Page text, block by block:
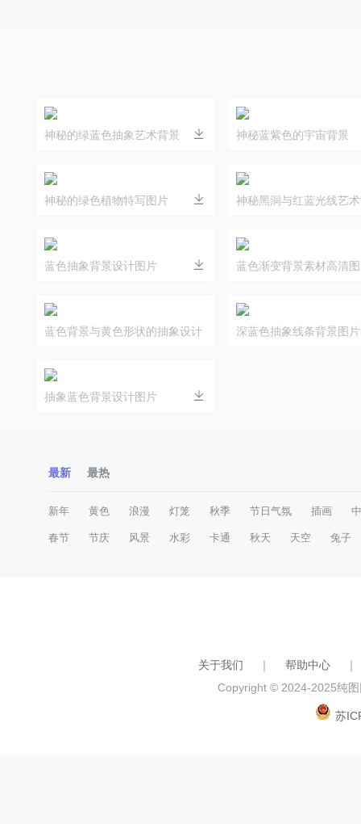
神秘的绿蓝色抽象艺术背景
神秘的绿色植物特写图片
蓝色抽象背景设计图片
蓝色背景与黄色形状的抽象设计
抽象蓝色背景设计图片
神秘蓝紫色的宇宙背景
神秘黑洞与红蓝光线艺
蓝色渐变背景素材高清
深蓝色抽象线条背景图片
最新 最热
新年 黄色 浪漫 灯笼 秋季 节日气氛 插画
春节 节庆 风景 水彩 卡通 秋天 天空 兔子
关于我们 ｜ 帮助中心
｜
Copyright © 2024-2025纯
苏